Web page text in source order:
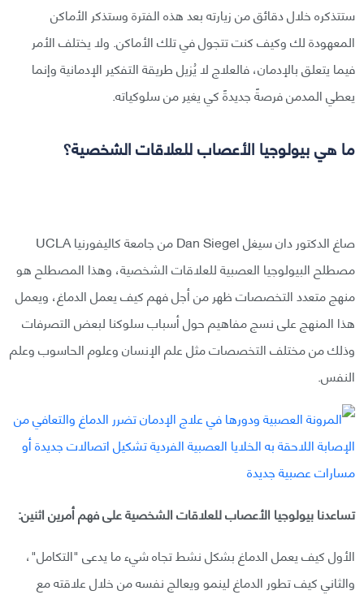
ستتذكره خلال دقائق من زيارته بعد هذه الفترة وستذكر الأماكن
المعهودة لك وكيف كنت تتجول في تلك الأماكن. ولا يختلف الأمر
فيما يتعلق بالإدمان، فالعلاج لا يُزيل طريقة التفكير الإدمانية وإنما
يعطي المدمن فرصةً جديدةً كي يغير من سلوكياته.
ما هي بيولوجيا الأعصاب للعلاقات الشخصية؟
صاغ الدكتور دان سيغل Dan Siegel من جامعة كاليفورنيا UCLA
مصطلح البيولوجيا العصبية للعلاقات الشخصية، وهذا المصطلح هو
منهج متعدد التخصصات ظهر من أجل فهم كيف يعمل الدماغ، ويعمل
هذا المنهج على نسج مفاهيم حول أسباب سلوكنا لبعض التصرفات
وذلك من مختلف التخصصات مثل علم الإنسان وعلوم الحاسوب وعلم
النفس.
تساعدنا بيولوجيا الأعصاب للعلاقات الشخصية على فهم أمرين اثنين:
الأول كيف يعمل الدماغ بشكل نشط تجاه شيء ما يدعى "التكامل"،
والثاني كيف تطور الدماغ لينمو ويعالج نفسه من خلال علاقته مع